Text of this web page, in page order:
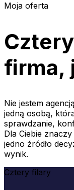
Moja oferta
firma,
Nie jestem
jedną osobą,
sprawdzanie,
Dla Ciebie
jedno źródło
wynik.
Cztery filary